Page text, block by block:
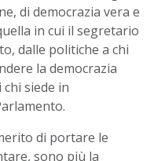
di democrazia vera e
in cui il segretario
dalle politiche a chi
la democrazia
siede in
di portare le
sono più la